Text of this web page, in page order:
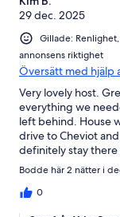
29 dec. 2025
Gillade:
annonsens riktighet
Översätt med hjälp
Very lovely host.
everything we
left behind. House
drive to Cheviot
definitely stay
family of 6 stayed
Bodde här 2 nätter i
0